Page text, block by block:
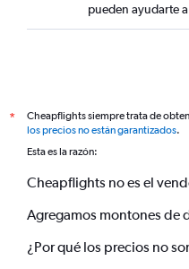
pueden ayudarte
*
Cheapflights siempre trata de
los precios no están garantizados.
Esta es la razón:
Cheapflights no es el
Agregamos montones de
¿Por qué los precios no